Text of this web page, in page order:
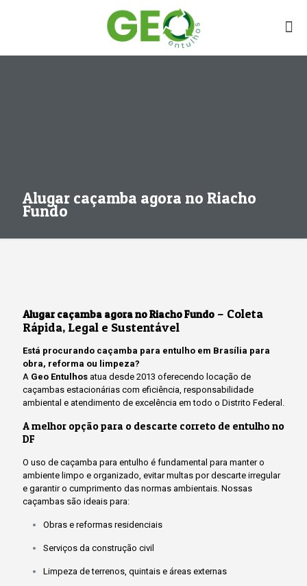
Alugar caçamba agora no Riacho
Fundo
Alugar caçamba agora no Riacho Fundo – Coleta
Rápida, Legal e Sustentável
Está procurando caçamba para entulho em Brasília para
obra, reforma ou limpeza?
A Geo Entulhos atua desde 2013 oferecendo locação de
caçambas estacionárias com eficiência, responsabilidade
ambiental e atendimento de excelência em todo o Distrito Federal.
A melhor opção para o descarte correto de entulho no
DF
O uso de caçamba para entulho é fundamental para manter o
ambiente limpo e organizado, evitar multas por descarte irregular
e garantir o cumprimento das normas ambientais. Nossas
caçambas são ideais para:
Obras e reformas residenciais
Serviços da construção civil
Limpeza de terrenos, quintais e áreas externas